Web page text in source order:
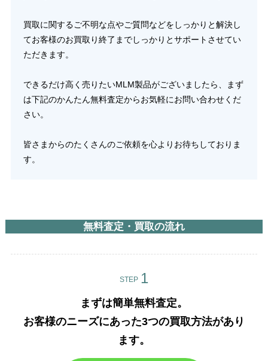
買取に関するご不明な点やご質問などをしっかりと解決し
てお客様のお買取り終了までしっかりとサポートさせてい
ただきます。
できるだけ高く売りたいMLM製品がございましたら、まず
は下記のかんたん無料査定からお気軽にお問い合わせくだ
さい。
皆さまからのたくさんのご依頼を心よりお待ちしておりま
す。
無料査定・買取の流れ
STEP
まずは簡単無料査定。
お客様のニーズにあった3つの買取方法があり
ます。​